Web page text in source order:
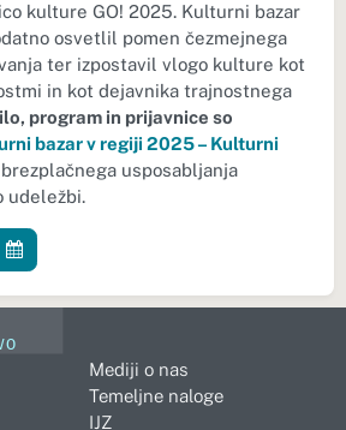
kulture GO! 2025. Kulturni bazar
osvetlil pomen čezmejnega
ter izpostavil vlogo kulture kot
in kot dejavnika trajnostnega
program in prijavnice so
bazar v regiji 2025 – Kulturni
usposabljanja
udeležbi.
Mediji o nas
Temeljne naloge
IJZ